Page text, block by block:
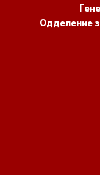
Одделение